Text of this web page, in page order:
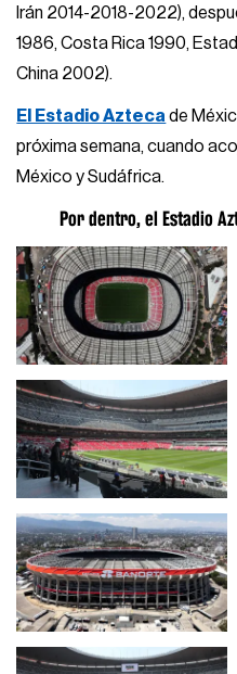
Irán 2014-2018-2022),
1986, Costa Rica 1990,
China 2002).
El Estadio Aztecade
próxima semana, cuando
México y Sudáfrica.
Por dentro, el Estadio